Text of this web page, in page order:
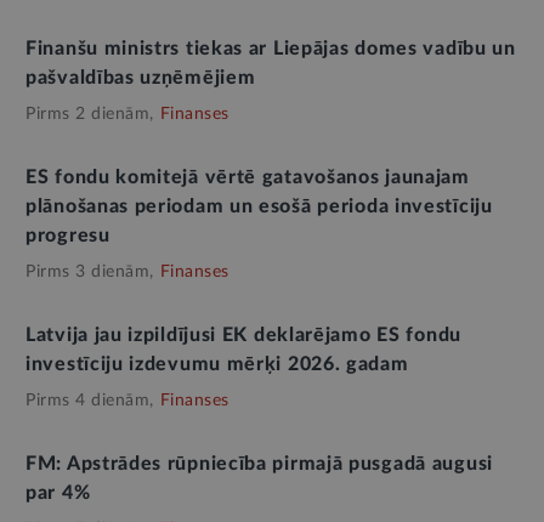
Finanšu ministrs tiekas ar Liepājas domes vadību un
pašvaldības uzņēmējiem
Pirms 2 dienām, Finanses
ES fondu komitejā vērtē gatavošanos jaunajam
plānošanas periodam un esošā perioda investīciju
progresu
Pirms 3 dienām, Finanses
Latvija jau izpildījusi EK deklarējamo ES fondu
investīciju izdevumu mērķi 2026. gadam
Pirms 4 dienām, Finanses
FM: Apstrādes rūpniecība pirmajā pusgadā augusi
par 4%